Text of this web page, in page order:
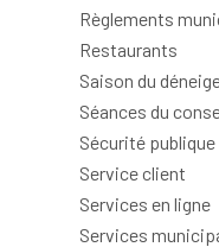
Règlements
Restaurants
Saison du
Séances du
Sécurité publique
Service client
Services en ligne
Services